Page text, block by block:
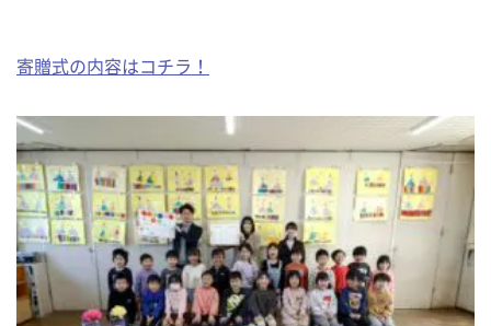
資料請求・お問い合わせ
プライバシーポリシー
カスタマーハラスメントに関する基本方針
寄贈式の内容はコチラ！